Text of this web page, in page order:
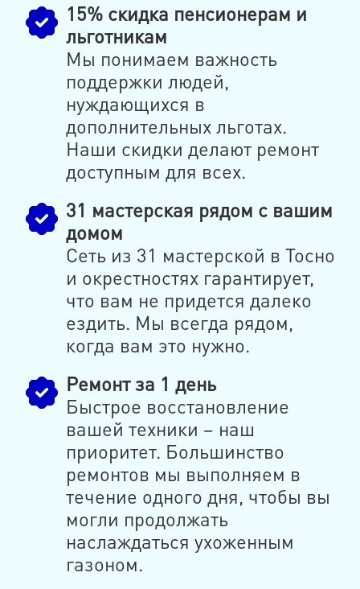
15% скидка пенсионерам и
льготникам
Мы понимаем важность
поддержки людей,
нуждающихся в
дополнительных льготах.
Наши скидки делают ремонт
доступным для всех.
31 мастерская рядом с вашим
домом
Сеть из 31 мастерской в Тосно
и окрестностях гарантирует,
что вам не придется далеко
ездить. Мы всегда рядом,
когда вам это нужно.
Ремонт за 1 день
Быстрое восстановление
вашей техники – наш
приоритет. Большинство
ремонтов мы выполняем в
течение одного дня, чтобы вы
могли продолжать
наслаждаться ухоженным
газоном.